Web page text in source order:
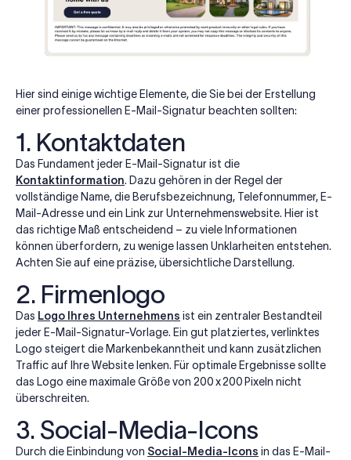
Hier sind einige wichtige Elemente, die Sie bei der Erstellung
einer professionellen E-Mail-Signatur beachten sollten:
1. Kontaktdaten
Das Fundament jeder E-Mail-Signatur ist die
Kontaktinformation. Dazu gehören in der Regel der
vollständige Name, die Berufsbezeichnung, Telefonnummer, E-
Mail-Adresse und ein Link zur Unternehmenswebsite. Hier ist
das richtige Maß entscheidend – zu viele Informationen
können überfordern, zu wenige lassen Unklarheiten entstehen.
Achten Sie auf eine präzise, übersichtliche Darstellung.
2. Firmenlogo
Das Logo Ihres Unternehmens ist ein zentraler Bestandteil
jeder E-Mail-Signatur-Vorlage. Ein gut platziertes, verlinktes
Logo steigert die Markenbekanntheit und kann zusätzlichen
Traffic auf Ihre Website lenken. Für optimale Ergebnisse sollte
das Logo eine maximale Größe von 200 x 200 Pixeln nicht
überschreiten.
3. Social-Media-Icons
Durch die Einbindung von Social-Media-Icons in das E-Mail-